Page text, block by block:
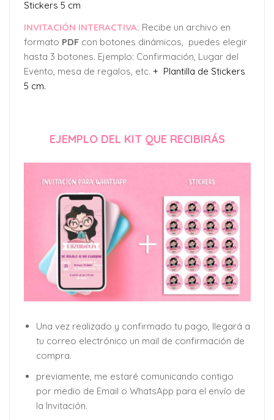
Stickers 5 cm
INVITACIÓN INTERACTIVA: Recibe un archivo en
formato PDFcon botones dinámicos, puedes elegir
hasta 3 botones. Ejemplo: Confirmación, Lugar del
Evento, mesa de regalos, etc. + Plantilla de Stickers
5 cm.
EJEMPLO DEL KIT QUE RECIBIRÁS
Una vez realizado y confirmado tu pago, llegará a
tu correo electrónico un mail de confirmación de
compra.
previamente, me estaré comunicando contigo
por medio de Email o WhatsApp para el envío de
la Invitación.